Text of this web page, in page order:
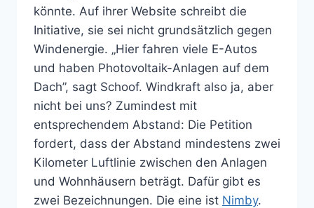
könnte. Auf ihrer Website schreibt die
Initiative, sie sei nicht grundsätzlich gegen
Windenergie. „Hier fahren viele E-Autos
und haben Photovoltaik-Anlagen auf dem
Dach”, sagt Schoof. Windkraft also ja, aber
nicht bei uns? Zumindest mit
entsprechendem Abstand: Die Petition
fordert, dass der Abstand mindestens zwei
Kilometer Luftlinie zwischen den Anlagen
und Wohnhäusern beträgt. Dafür gibt es
zwei Bezeichnungen. Die eine ist Nimby.